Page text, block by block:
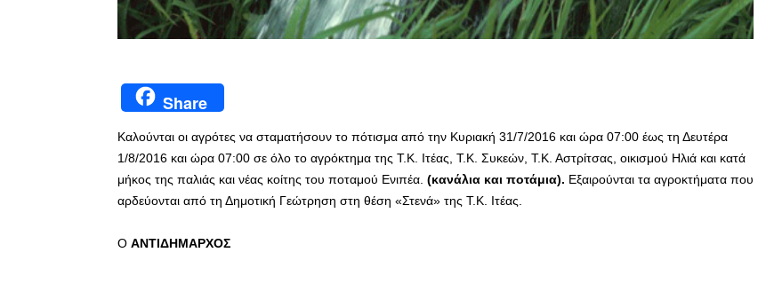
Share
Καλούνται οι αγρότες να σταματήσουν το πότισμα από την Κυριακή 31/7/2016 και ώρα 07:00 έως τη Δευτέρα
1/8/2016 και ώρα 07:00 σε όλο το αγρόκτημα της Τ.Κ. Ιτέας, Τ.Κ. Συκεών, Τ.Κ. Αστρίτσας, οικισμού Ηλιά και κατά
μήκος της παλιάς και νέας κοίτης του ποταμού Ενιπέα. (κανάλια και ποτάμια). Εξαιρούνται τα αγροκτήματα που
αρδεύονται από τη Δημοτική Γεώτρηση στη θέση «Στενά» της Τ.Κ. Ιτέας.
Ο ΑΝΤΙΔΗΜΑΡΧΟΣ